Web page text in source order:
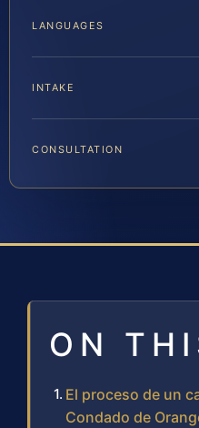
LANGUAGES
INTAKE
CONSULTATION
ON
El proceso de un
Condado de